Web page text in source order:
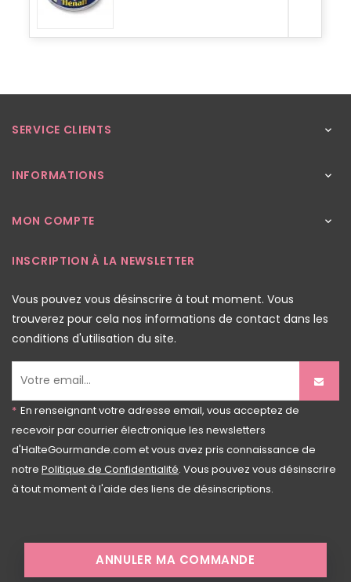
SERVICE CLIENTS 
INFORMATIONS 
MON COMPTE 
INSCRIPTION À LA NEWSLETTER
Vous pouvez vous désinscrire à tout moment. Vous
trouverez pour cela nos informations de contact dans les
conditions d'utilisation du site.
* En renseignant votre adresse email, vous acceptez de
recevoir par courrier électronique les newsletters
d'HalteGourmande.com et vous avez pris connaissance de
notre Politique de Confidentialité. Vous pouvez vous désinscrire
à tout moment à l'aide des liens de désinscriptions.
ANNULER MA COMMANDE